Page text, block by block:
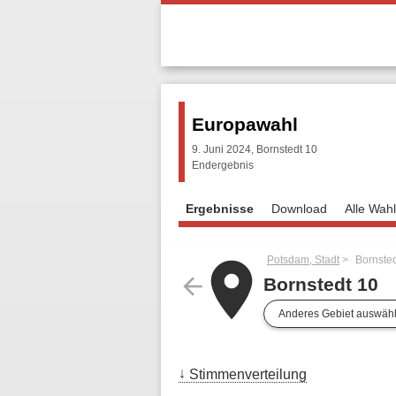
Europawahl
9. Juni 2024, Bornstedt 10
Endergebnis
Ergebnisse Download Alle
arrow_backplacePotsdam, Stadt
Bornstedt 10
Anderes Gebiet
Stimmenverteilung